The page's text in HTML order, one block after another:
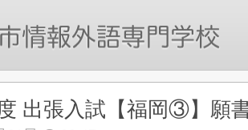
出張入試【福岡③】願